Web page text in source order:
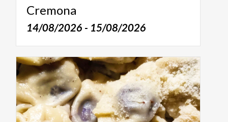
Cremona
14/08/2026 - 15/08/2026